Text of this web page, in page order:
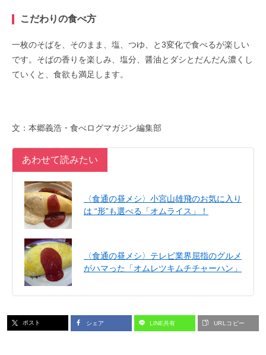
こだわりの食べ方
一枚のそばを、そのまま、塩、つゆ、と3変化で食べるが楽しい
です。そばの香りを楽しみ、塩分、醤油とダシとだんだん濃くし
ていくと、食欲も満足します。
文：本郷義浩・食べログマガジン編集部
あわせて読みたい
〈食通の昼メシ〉小宮山雄飛のお気に入り
は “形”も選べる「オムライス」！
〈食通の昼メシ〉テレビ業界屈指のグルメ
がハマった「オムレツキムチチャーハン」
ポスト シェア LINE共有 URLコピー